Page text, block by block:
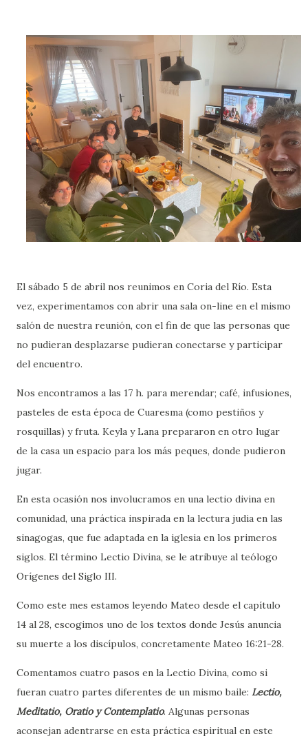
El sábado 5 de abril nos reunimos en Coria del Río. Esta
vez, experimentamos con abrir una sala on-line en el mismo
salón de nuestra reunión, con el fin de que las personas que
no pudieran desplazarse pudieran conectarse y participar
del encuentro.
Nos encontramos a las 17 h. para merendar; café, infusiones,
pasteles de esta época de Cuaresma (como pestiños y
rosquillas) y fruta. Keyla y Lana prepararon en otro lugar
de la casa un espacio para los más peques, donde pudieron
jugar.
En esta ocasión nos involucramos en una lectio divina en
comunidad, una práctica inspirada en la lectura judia en las
sinagogas, que fue adaptada en la iglesia en los primeros
siglos. El término Lectio Divina, se le atribuye al teólogo
Orígenes del Siglo III.
Como este mes estamos leyendo Mateo desde el capítulo
14 al 28, escogimos uno de los textos donde Jesús anuncia
su muerte a los discípulos, concretamente Mateo 16:21-28.
Comentamos cuatro pasos en la Lectio Divina, como si
fueran cuatro partes diferentes de un mismo baile: Lectio,
Meditatio, Oratio y Contemplatio. Algunas personas
aconsejan adentrarse en esta práctica espiritual en este